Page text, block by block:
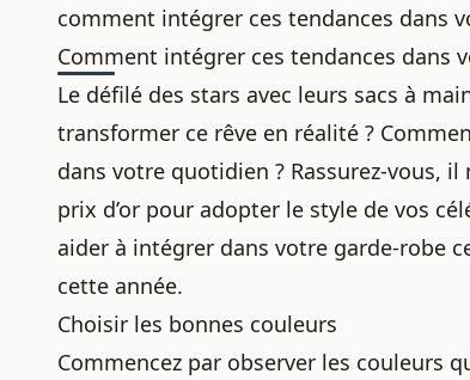
comment intégrer ces tendances dans
Comment intégrer ces tendances dans
Le défilé des stars avec leurs sacs à
transformer ce rêve en réalité ?
dans votre quotidien ? Rassurez-vous, il
prix d’or pour adopter le style de vos
aider à intégrer dans votre garde-robe
cette année.
Choisir les bonnes couleurs
Commencez par observer les couleurs